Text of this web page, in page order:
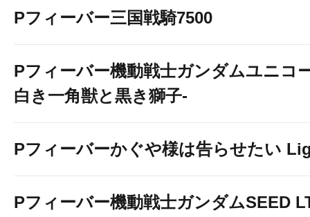
Pフィーバー三国戦騎7500
Pフィーバー機動戦士ガンダムユニコ
白き一角獣と黒き獅子-
Pフィーバーかぐや様は告らせたい
Pフィーバー機動戦士ガンダムSEED